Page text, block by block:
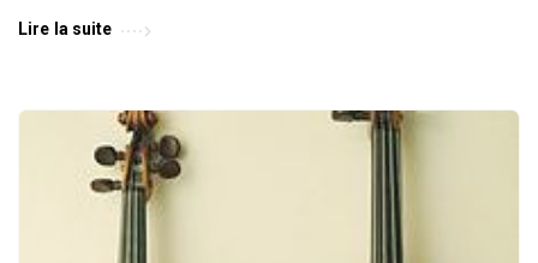
Lire la suite